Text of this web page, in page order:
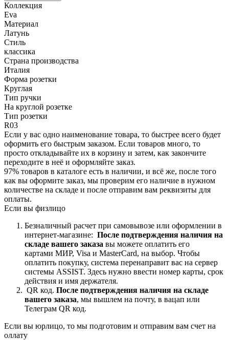
Коллекция
Eva
Материал
Латунь
Стиль
классика
Страна производства
Италия
Форма розетки
Круглая
Тип ручки
На круглой розетке
Тип розетки
R03
Если у вас одно наименование товара, то быстрее всего будет
оформить его быстрым заказом. Если товаров много, то
просто откладывайте их в корзину и затем, как закончите
переходите в неё и оформляйте заказ.
97% товаров в каталоге есть в наличии, и всё же, после того
как вы оформите заказ, мы проверим его наличие в нужном
количестве на складе и после отправим вам реквизиты для
оплаты.
Если вы физлицо
Безналичный расчет при самовывозе или оформлении в
интернет-магазине: После подтверждения наличия на
складе вашего заказа вы можете оплатить его
картами МИР, Visa и MasterCard, на выбор. Чтобы
оплатить покупку, система перенаправит вас на сервер
системы ASSIST. Здесь нужно ввести номер карты, срок
действия и имя держателя.
QR код. После подтверждения наличия на складе
вашего заказа, мы вышлем на почту, в вацап или
Телеграм QR код.
Если вы юрлицо, то мы подготовим и отправим вам счет на
оллату